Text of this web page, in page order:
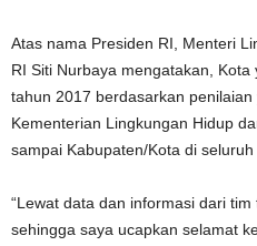
Atas nama Presiden RI, Menteri
RI Siti Nurbaya mengatakan,
tahun 2017 berdasarkan
Kementerian Lingkungan Hidup
sampai Kabupaten/Kota di seluruh
“Lewat data dan informasi dari
sehingga saya ucapkan selamat